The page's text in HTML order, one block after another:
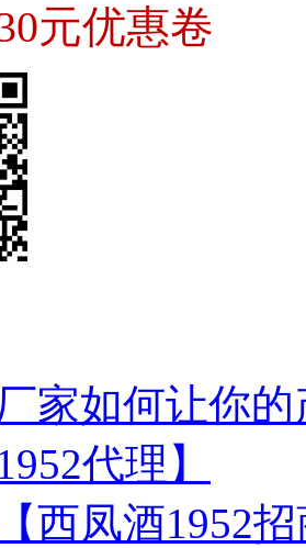
元优惠卷
家如何让你
代理】
西凤酒1952